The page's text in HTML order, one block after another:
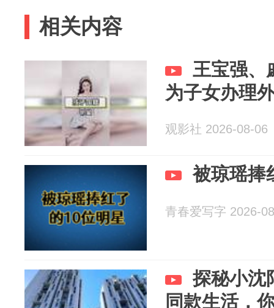
相关内容
王宝强、
为子女办理
观影社 2026-08-06
被琼瑶捧
青春爱写字 2026-
探秘小沈
同款生活，